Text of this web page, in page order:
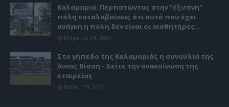
Καλαμαριά: Περπατώντας στην "έξυπνη"
πόλη καταλαβαίνεις ότι αυτό που έχει
ανάγκη η πόλη δεν είναι οι αισθητήρες...
Μαρτίου 24, 2023
Στο γήπεδο της Καλαμαριάς η συναυλία της
Άννας Βίσση - Δείτε την ανακοίνωση της
εταιρείας
Μαΐου 23, 2024